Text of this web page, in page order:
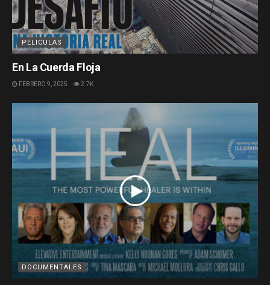
PELICULAS
En La Cuerda Floja
FEBRERO 9, 2025 2.7K
DOCUMENTALES